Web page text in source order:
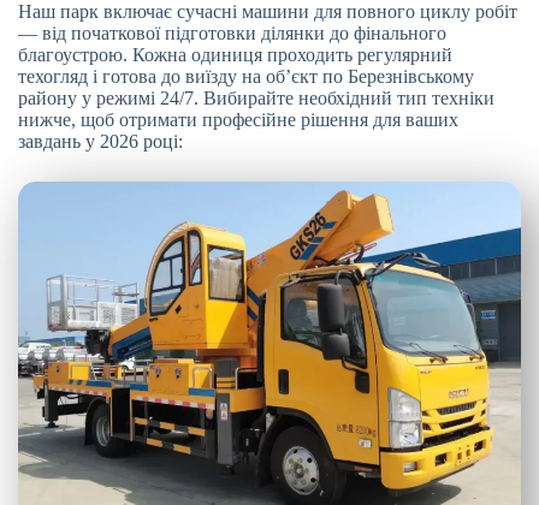
Наш парк включає сучасні машини для повного циклу робіт
— від початкової підготовки ділянки до фінального
благоустрою. Кожна одиниця проходить регулярний
техогляд і готова до виїзду на об’єкт по Березнівському
району у режимі 24/7. Вибирайте необхідний тип техніки
нижче, щоб отримати професійне рішення для ваших
завдань у 2026 році: